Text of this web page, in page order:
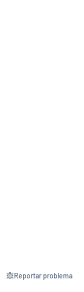
Reportar problema